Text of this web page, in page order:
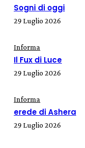
Sogni di oggi
29 Luglio 2026
Informa
Il Fux di Luce
29 Luglio 2026
Informa
erede di Ashera
29 Luglio 2026